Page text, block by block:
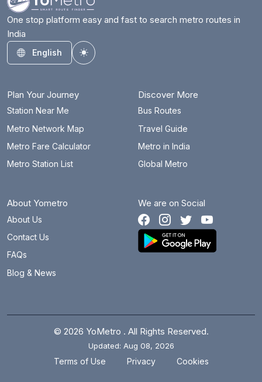
One stop platform easy and fast to search metro routes in
India
English
Toggle theme
Plan Your Journey
Station Near Me
Metro Network Map
Metro Fare Calculator
Metro Station List
Discover More
Bus Routes
Travel Guide
Metro in India
Global Metro
About Yometro
About Us
Contact Us
FAQs
Blog & News
We are on Social
© 2026 YoMetro . All Rights Reserved.
Updated: Aug 08, 2026
Terms of Use Privacy Cookies